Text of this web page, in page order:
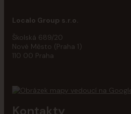
Localo Group s.r.o.
Školská 689/20
Nové Město (Praha 1)
110 00 Praha